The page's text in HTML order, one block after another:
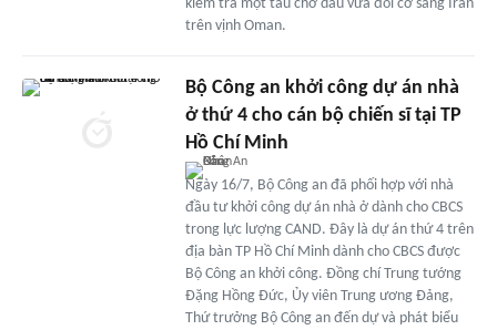
kiểm tra một tàu chở dầu vừa đổi cờ sang Iran
trên vịnh Oman.
Bộ Công an khởi công dự án nhà
ở thứ 4 cho cán bộ chiến sĩ tại TP
Hồ Chí Minh
Ngày 16/7, Bộ Công an đã phối hợp với nhà
đầu tư khởi công dự án nhà ở dành cho CBCS
trong lực lượng CAND. Đây là dự án thứ 4 trên
địa bàn TP Hồ Chí Minh dành cho CBCS được
Bộ Công an khởi công. Đồng chí Trung tướng
Đặng Hồng Đức, Ủy viên Trung ương Đảng,
Thứ trưởng Bộ Công an đến dự và phát biểu